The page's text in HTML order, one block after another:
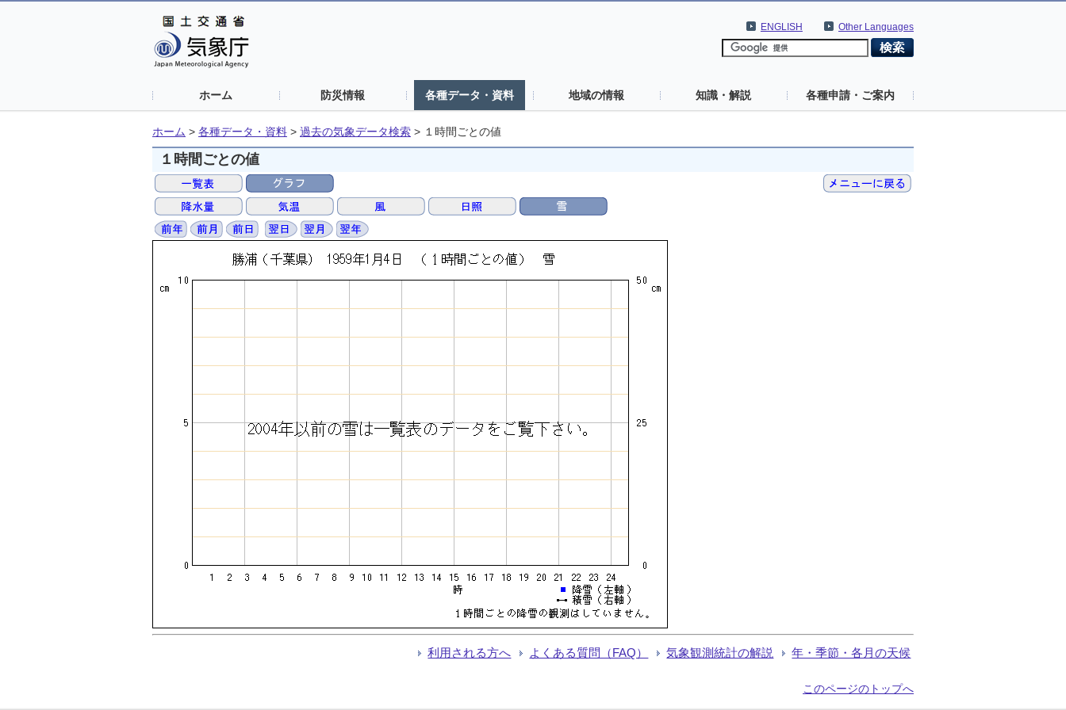
Other Languages
ENGLISH
ホーム 防災情報 各種データ・資料 地域の情報 知識・解説 各種申請・ご案内
ホーム > 各種データ・資料 > 過去の気象データ検索 > １時間ごとの値
１時間ごとの値
利用される方へ よくある質問（FAQ） 気象観測統計の解説 年・季節・各月の天候
このページのトップへ